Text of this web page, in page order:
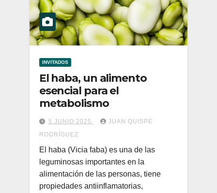
INVITADOS
El haba, un alimento
esencial para el
metabolismo
5 JUNIO 2025
JUAN QUISPE
RODRÍGUEZ
El haba (Vicia faba) es una de las
leguminosas importantes en la
alimentación de las personas, tiene
propiedades antiinflamatorias,